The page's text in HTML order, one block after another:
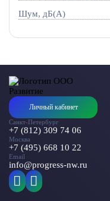
Шум, дБ(А)
Личный кабинет
Санкт-Петербург
+7 (812) 309 74 06
Москва
+7 (495) 668 10 22
Email
info@progress-nw.ru